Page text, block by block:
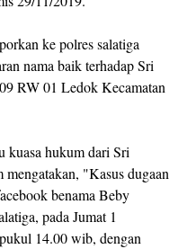
ke polres salatiga
nama baik terhadap Sri
RW 01 Ledok Kecamatan
hukum dari Sri
mengatakan, "Kasus dugaan
benama Beby
pada Jumat 1
14.00 wib, dengan